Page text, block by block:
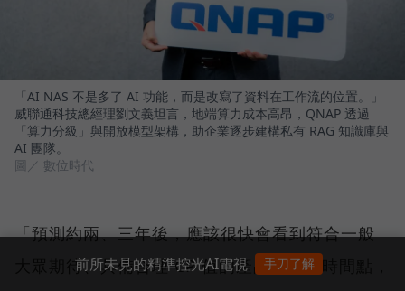
「AI NAS 不是多了 AI 功能，而是改寫了資料在工作流的位置。」
威聯通科技總經理劉文義坦言，地端算力成本高昂，QNAP 透過
「算力分級」與開放模型架構，助企業逐步建構私有 RAG 知識庫與
AI 團隊。
圖／ 數位時代
「預測約兩、三年後，應該很快會看到符合一般
大眾期待、具備合理 CP 值的產品。那個時間點，
前所未見的精準控光AI電視 手刀了解